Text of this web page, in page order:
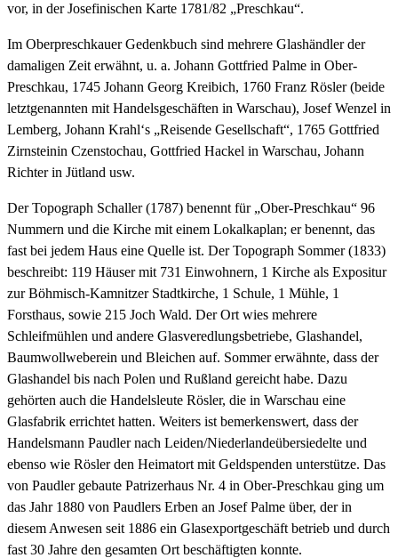
vor, in der Josefinischen Karte 1781/82 „Preschkau“.
Im Oberpreschkauer Gedenkbuch sind mehrere Glashändler der
damaligen Zeit erwähnt, u. a. Johann Gottfried Palme in Ober-
Preschkau, 1745 Johann Georg Kreibich, 1760 Franz Rösler (beide
letztgenannten mit Handelsgeschäften in Warschau), Josef Wenzel in
Lemberg, Johann Krahl‘s „Reisende Gesellschaft“, 1765 Gottfried
Zirnsteinin Czenstochau, Gottfried Hackel in Warschau, Johann
Richter in Jütland usw.
Der Topograph Schaller (1787) benennt für „Ober-Preschkau“ 96
Nummern und die Kirche mit einem Lokalkaplan; er benennt, das
fast bei jedem Haus eine Quelle ist. Der Topograph Sommer (1833)
beschreibt: 119 Häuser mit 731 Einwohnern, 1 Kirche als Expositur
zur Böhmisch-Kamnitzer Stadtkirche, 1 Schule, 1 Mühle, 1
Forsthaus, sowie 215 Joch Wald. Der Ort wies mehrere
Schleifmühlen und andere Glasveredlungsbetriebe, Glashandel,
Baumwollweberein und Bleichen auf. Sommer erwähnte, dass der
Glashandel bis nach Polen und Rußland gereicht habe. Dazu
gehörten auch die Handelsleute Rösler, die in Warschau eine
Glasfabrik errichtet hatten. Weiters ist bemerkenswert, dass der
Handelsmann Paudler nach Leiden/Niederlandeübersiedelte und
ebenso wie Rösler den Heimatort mit Geldspenden unterstütze. Das
von Paudler gebaute Patrizerhaus Nr. 4 in Ober-Preschkau ging um
das Jahr 1880 von Paudlers Erben an Josef Palme über, der in
diesem Anwesen seit 1886 ein Glasexportgeschäft betrieb und durch
fast 30 Jahre den gesamten Ort beschäftigten konnte.